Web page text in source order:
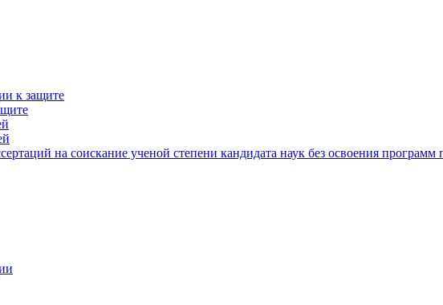
к защите
на соискание ученой степени кандидата наук без освоения